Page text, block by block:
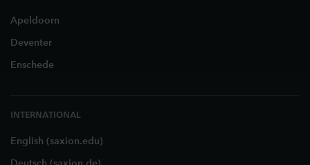
Apeldoorn
Deventer
Enschede
INTERNATIONAL
English (saxion.edu)